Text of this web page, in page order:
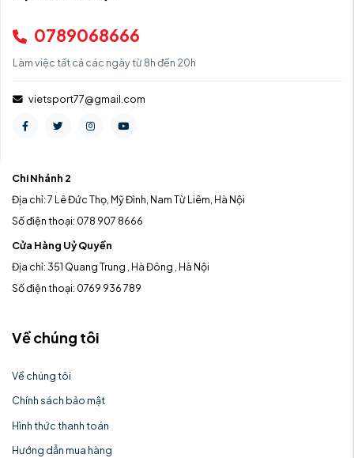
0789068666
Làm việc tất cả các ngày từ 8h đến 20h
vietsport77@gmail.com
Chi Nhánh 2
Địa chỉ: 7 Lê Đức Thọ, Mỹ Đình, Nam Từ Liêm, Hà Nội
Số điện thoại: 078 907 8666
Cửa Hàng Uỷ Quyền
Địa chỉ: 351 Quang Trung , Hà Đông , Hà Nội
Số điện thoại: 0769 936 789
Về chúng tôi
Về chúng tôi
Chính sách bảo mật
Hình thức thanh toán
Hướng dẫn mua hàng